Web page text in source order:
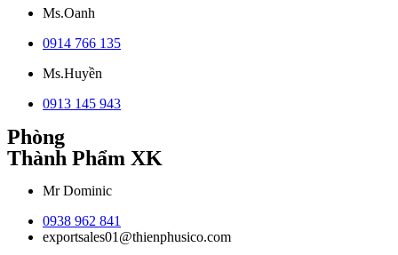
Ms.Oanh
0914 766 135
Ms.Huyền
0913 145 943
Phòng
Thành Phẩm XK
Mr Dominic
0938 962 841
exportsales01@thienphusico.com